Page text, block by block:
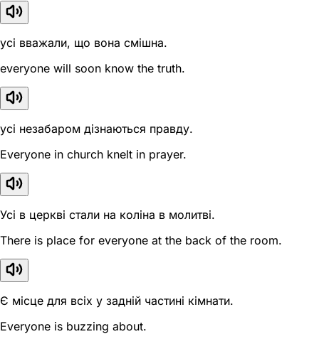
усі вважали, що вона смішна.
everyone will soon know the truth.
усі незабаром дізнаються правду.
Everyone in church knelt in prayer.
Усі в церкві стали на коліна в молитві.
There is place for everyone at the back of the room.
Є місце для всіх у задній частині кімнати.
Everyone is buzzing about.